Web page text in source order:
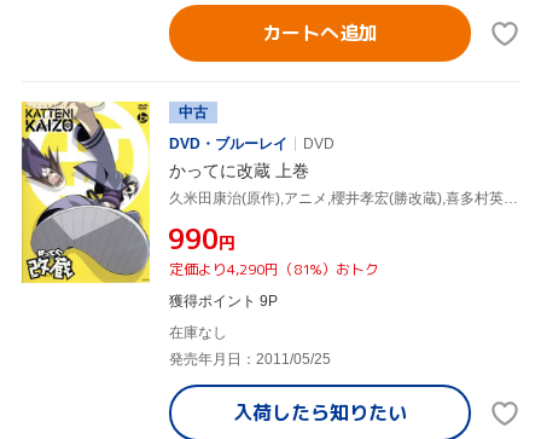
カートへ追加
中古
DVD・ブルーレイ
DVD
かってに改蔵 上巻
久米田康治(原作),アニメ,櫻井孝宏(勝改蔵),喜多村英梨(名取羽美),斎藤千和(坪内地丹),山村洋貴(キャラクターデザイン、総作画監督),川田瑠夏(音楽)
¥990円
定価より4,290円（81%）おトク
獲得ポイント 9P
在庫なし
発売年月日：2011/05/25
入荷したら知りたい